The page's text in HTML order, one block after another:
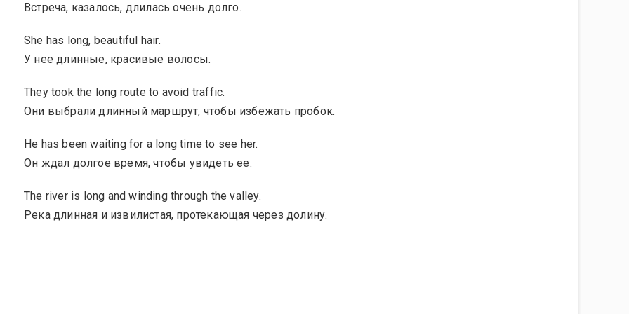
Встреча, казалось, длилась очень долго.
She has long, beautiful hair.
У нее длинные, красивые волосы.
They took the long route to avoid traffic.
Они выбрали длинный маршрут, чтобы избежать пробок.
He has been waiting for a long time to see her.
Он ждал долгое время, чтобы увидеть ее.
The river is long and winding through the valley.
Река длинная и извилистая, протекающая через долину.